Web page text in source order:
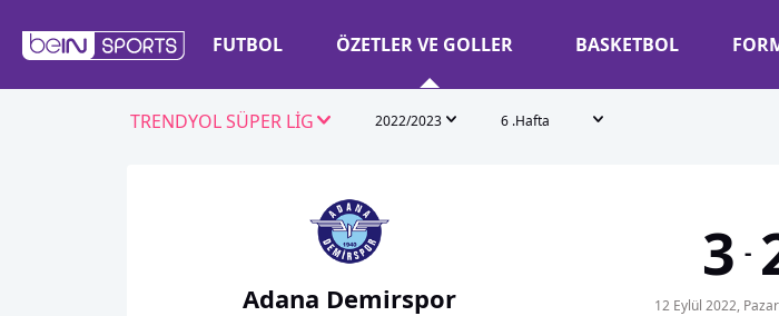
FUTBOL ÖZETLER VE GOLLER BASKETBOL
TRENDYOL SÜPER LİG 2022/2023 6 .Hafta
Adana Demirspor
3 -
12 Eylül 2022,